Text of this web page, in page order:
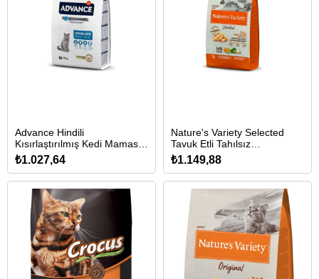
Advance Hindili
Kısırlaştırılmış Kedi Maması
1,5kg
₺1.027,64
Nature's Variety Selected
Tavuk Etli Tahılsız
Kısırlaştırılmış Kedi Maması
1,25kg
₺1.149,88